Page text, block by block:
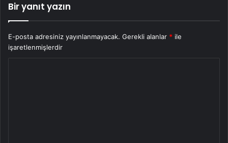
Bir yanıt yazın
E-posta adresiniz yayınlanmayacak. Gerekli alanlar * ile
işaretlenmişlerdir